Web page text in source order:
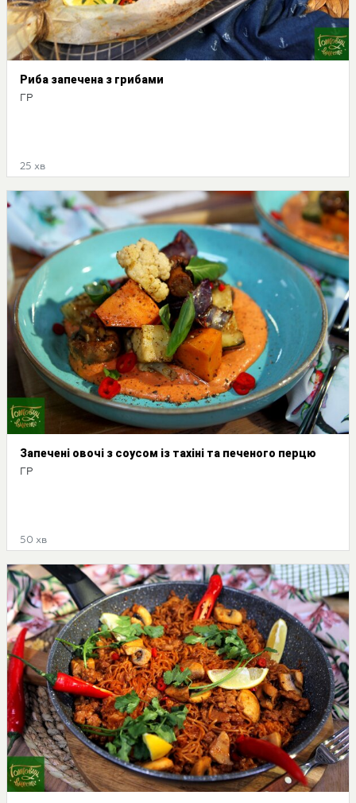
Риба запечена з грибами
ГР
25 хв
Запечені овочі з соусом із тахіні та печеного перцю
ГР
50 хв